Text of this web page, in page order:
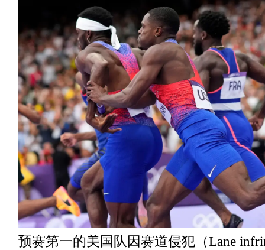
预赛第一的美国队因赛道侵犯（Lane